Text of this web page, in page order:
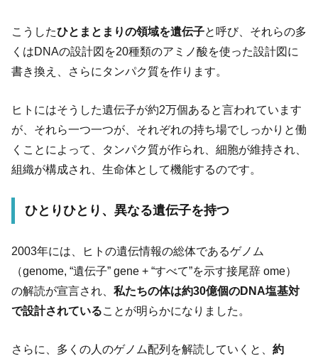
こうしたひとまとまりの領域を遺伝子と呼び、それらの多
くはDNAの設計図を20種類のアミノ酸を使った設計図に
書き換え、さらにタンパク質を作ります。
ヒトにはそうした遺伝子が約2万個あると言われています
が、それら一つ一つが、それぞれの持ち場でしっかりと働
くことによって、タンパク質が作られ、細胞が維持され、
組織が構成され、生命体として機能するのです。
ひとりひとり、異なる遺伝子を持つ
2003年には、ヒトの遺伝情報の総体であるゲノム
（genome, “遺伝子” gene + “すべて”を示す接尾辞 ome）
の解読が宣言され、 私たちの体は約30億個のDNA塩基対
で設計されていることが明らかになりました。
さらに、多くの人のゲノム配列を解読していくと、 約